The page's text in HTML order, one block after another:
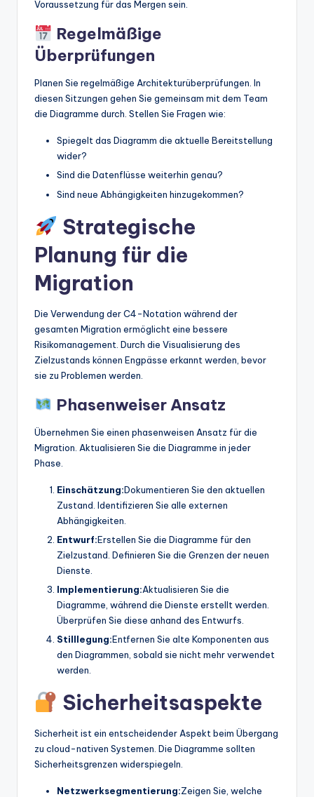
Voraussetzung für das Mergen sein.
Regelmäßige
Überprüfungen
Planen Sie regelmäßige Architekturüberprüfungen. In
diesen Sitzungen gehen Sie gemeinsam mit dem Team
die Diagramme durch. Stellen Sie Fragen wie:
Spiegelt das Diagramm die aktuelle Bereitstellung
wider?
Sind die Datenflüsse weiterhin genau?
Sind neue Abhängigkeiten hinzugekommen?
Strategische
Planung für die
Migration
Die Verwendung der C4-Notation während der
gesamten Migration ermöglicht eine bessere
Risikomanagement. Durch die Visualisierung des
Zielzustands können Engpässe erkannt werden, bevor
sie zu Problemen werden.
Phasenweiser Ansatz
Übernehmen Sie einen phasenweisen Ansatz für die
Migration. Aktualisieren Sie die Diagramme in jeder
Phase.
Einschätzung:Dokumentieren Sie den aktuellen
Zustand. Identifizieren Sie alle externen
Abhängigkeiten.
Entwurf:Erstellen Sie die Diagramme für den
Zielzustand. Definieren Sie die Grenzen der neuen
Dienste.
Implementierung:Aktualisieren Sie die
Diagramme, während die Dienste erstellt werden.
Überprüfen Sie diese anhand des Entwurfs.
Stilllegung:Entfernen Sie alte Komponenten aus
den Diagrammen, sobald sie nicht mehr verwendet
werden.
Sicherheitsaspekte
Sicherheit ist ein entscheidender Aspekt beim Übergang
zu cloud-nativen Systemen. Die Diagramme sollten
Sicherheitsgrenzen widerspiegeln.
Netzwerksegmentierung:Zeigen Sie, welche